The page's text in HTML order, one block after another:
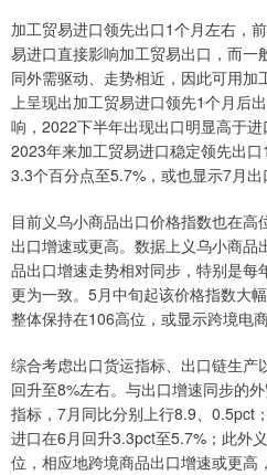
加工贸易进口领先出口1个月左右，
易进口直接影响加工贸易出口，而一
同外需驱动、走势相近，因此可用
上呈现出加工贸易进口领先1个月后
响，2022下半年出现出口明显高于
2023年来加工贸易进口稳定领先出
3.3个百分点至5.7%，或也显示7月出
目前义乌小商品出口价格指数也在
出口增速或更高。数据上义乌小商
品出口增速走势相对同步，特别是每
更为一致。5月中旬起该价格指数大
整体保持在106高位，或显示跨境电
综合考虑出口货运指标、出口链生产
回升至8%左右。与出口增速同步的
指标，7月同比分别上行8.9、0.5pct
进口在6月回升3.3pct至5.7%；此外
位，相应地跨境商品出口增速或更